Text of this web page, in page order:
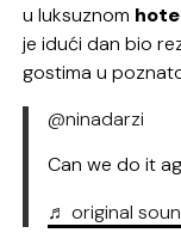
u luksuznom
je idući dan bio
gostima u
@ninadarzi
Can we do it
♬ original